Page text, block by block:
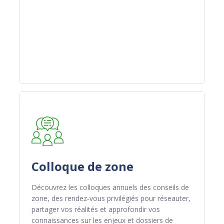
Colloque de zone
Découvrez les colloques annuels des conseils de
zone, des rendez‑vous privilégiés pour réseauter,
partager vos réalités et approfondir vos
connaissances sur les enjeux et dossiers de